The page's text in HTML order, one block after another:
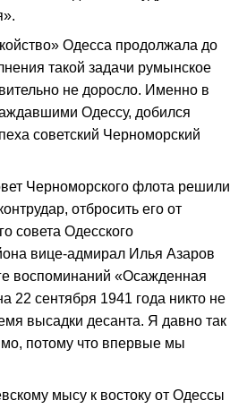
Одесса продолжала до
такой задачи румынское
не доросло. Именно в
Одессу, добился
советский Черноморский
Черноморского флота решили
отбросить его от
совета Одесского
вице-адмирал Илья Азаров
воспоминаний «Осажденная
22 сентября 1941 года никто не
высадки десанта. Я давно так
потому что впервые мы
мысу к востоку от Одессы